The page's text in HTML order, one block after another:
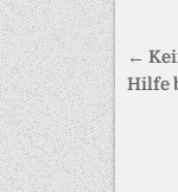
←
Hilfe